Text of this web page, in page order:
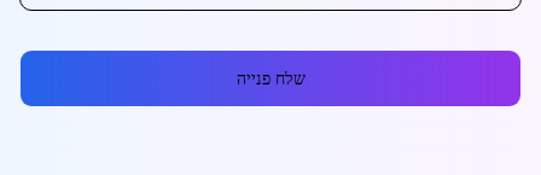
שלח פנייה